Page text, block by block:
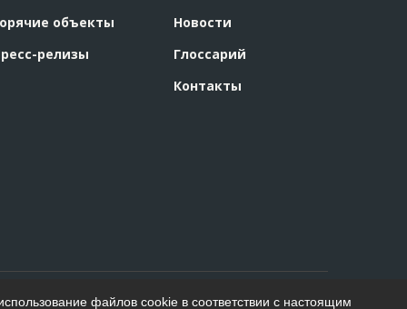
объекты
релизы
Новости
Глоссарий
Контакты
файлов cookie в соответствии с настоящим